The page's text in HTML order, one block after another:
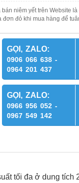
bán niêm yết trên Website
đơn đỏ khi mua hàng để
GỌI, ZALO:
0906 066 638 -
0964 201 437
GỌI, ZALO:
0966 956 052 -
0967 549 142
tối đa ở dung tích